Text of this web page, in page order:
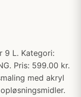
9 L. Kategori:
Pris: 599.00 kr.
med akryl